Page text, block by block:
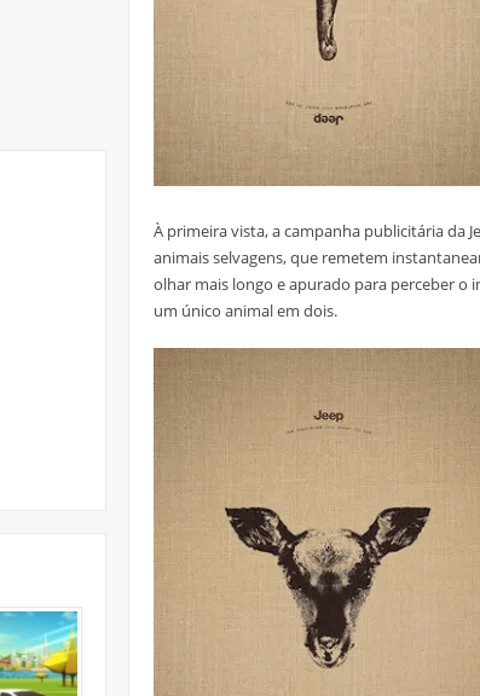
À primeira vista, a campanha publicitária da
animais selvagens, que remetem
olhar mais longo e apurado para perceber o
um único animal em dois.